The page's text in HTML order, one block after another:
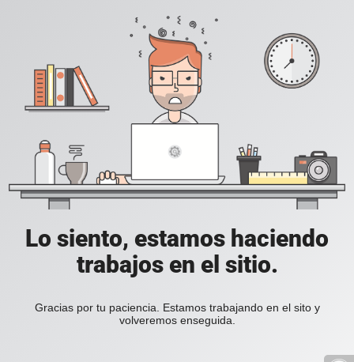
Lo siento, estamos haciendo
trabajos en el sitio.
Gracias por tu paciencia. Estamos trabajando en el sito y
volveremos enseguida.